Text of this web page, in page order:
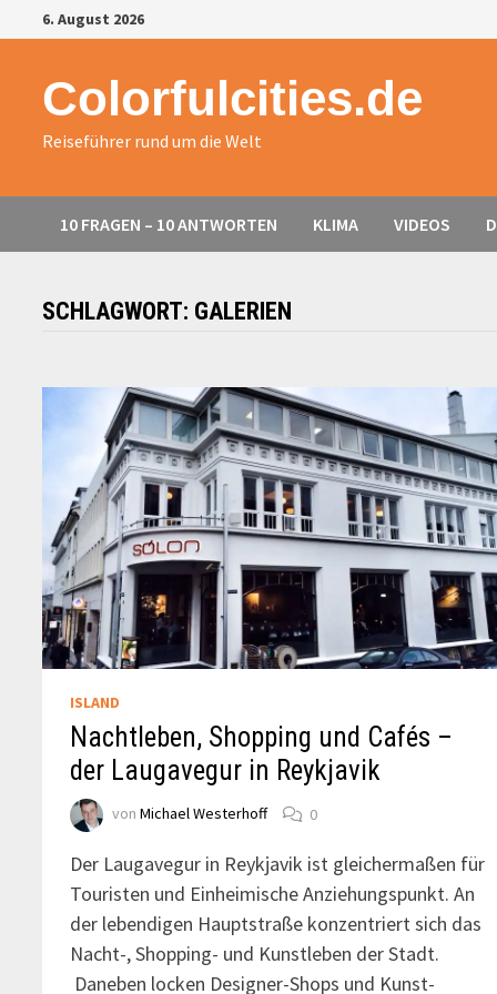
Zurück
zum
6. August 2026
Colorfulcities.de
Reiseführer rund um die Welt
10 FRAGEN – 10 ANTWORTEN KLIMA VIDEOS
SCHLAGWORT: GALERIEN
ISLAND
Nachtleben, Shopping und Cafés –
der Laugavegur in Reykjavik
vonMichael Westerhoff 0
Der Laugavegur in Reykjavik ist gleichermaßen für
Touristen und Einheimische Anziehungspunkt. An
der lebendigen Hauptstraße konzentriert sich das
Nacht-, Shopping- und Kunstleben der Stadt.
Daneben locken Designer-Shops und Kunst-